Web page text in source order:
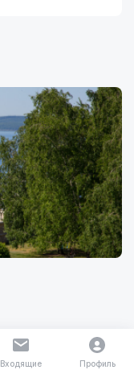
Входящие Профиль